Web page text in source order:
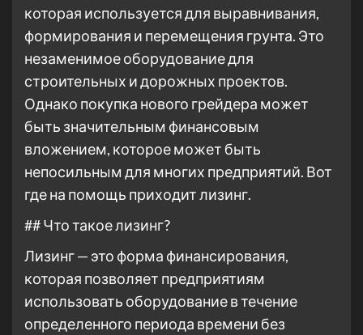
которая используется для выравнивания,
формирования и перемещения грунта. Это
незаменимое оборудование для
строительных и дорожных проектов.
Однако покупка нового грейдера может
быть значительным финансовым
вложением, которое может быть
непосильным для многих предприятий. Вот
где на помощь приходит лизинг.
## Что такое лизинг?
Лизинг — это форма финансирования,
которая позволяет предприятиям
использовать оборудование в течение
определенного периода времени без